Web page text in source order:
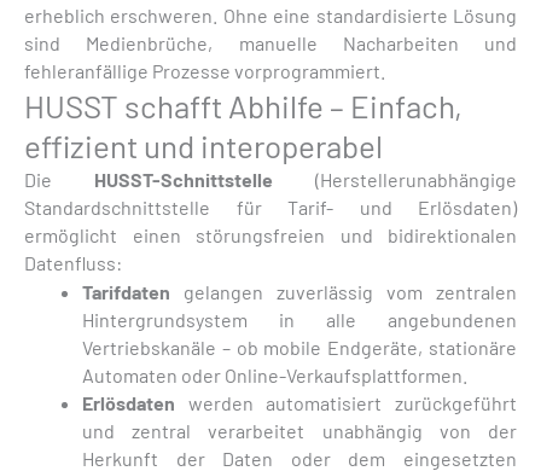
erheblich erschweren. Ohne eine standardisierte Lösung
sind Medienbrüche, manuelle Nacharbeiten und
fehleranfällige Prozesse vorprogrammiert.
HUSST schafft Abhilfe – Einfach,
effizient und interoperabel
Die HUSST-Schnittstelle (Herstellerunabhängige
Standardschnittstelle für Tarif- und Erlösdaten)
ermöglicht einen störungsfreien und bidirektionalen
Datenfluss:
Tarifdaten gelangen zuverlässig vom zentralen
Hintergrundsystem in alle angebundenen
Vertriebskanäle – ob mobile Endgeräte, stationäre
Automaten oder Online-Verkaufsplattformen.
Erlösdaten werden automatisiert zurückgeführt
und zentral verarbeitet unabhängig von der
Herkunft der Daten oder dem eingesetzten